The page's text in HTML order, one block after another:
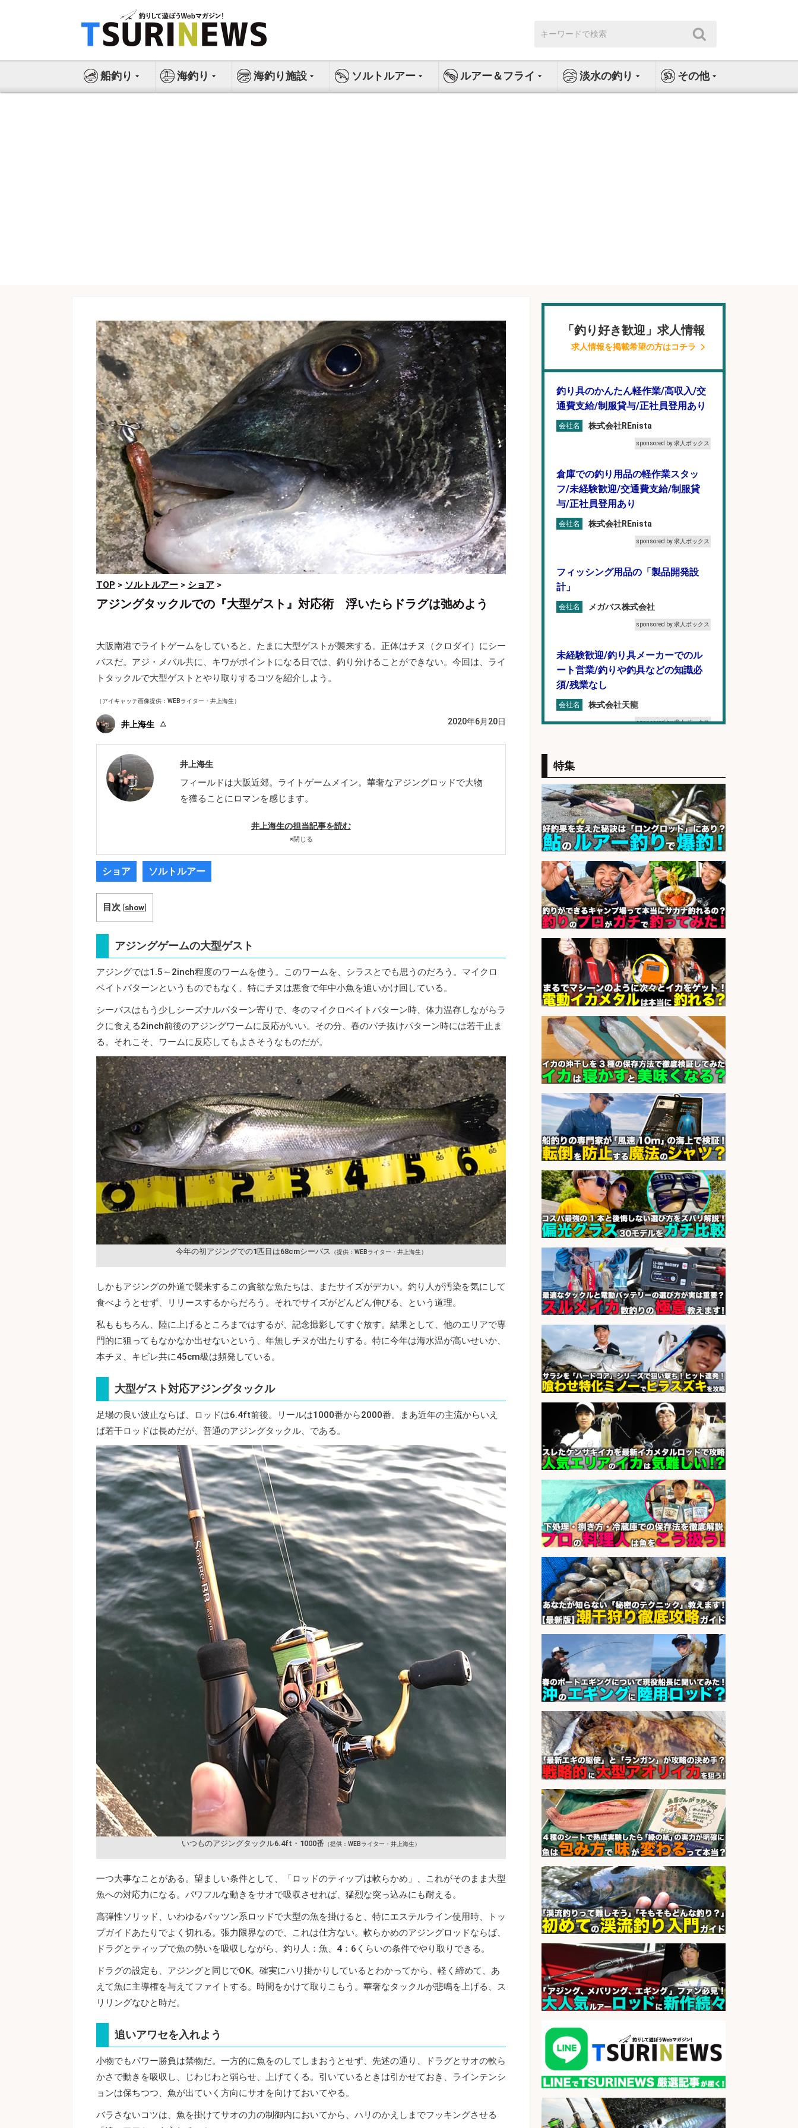
ス
索:
船釣り 海釣り 海釣り施設 ソルトルアー ルアー＆フライ 淡水の釣り その他
TOP > ソルトルアー > ショア >
アジングタックルでの『大型ゲスト』対応術 浮いたらドラグは弛めよう
大阪南港でライトゲームをしていると、たまに大型ゲストが襲来する。正体はチヌ（クロダイ）にシー
バスだ。アジ・メバル共に、キワがポイントになる日では、釣り分けることができない。今回は、ライ
トタックルで大型ゲストとやり取りするコツを紹介しよう。
（アイキャッチ画像提供：WEBライター・井上海生）
井上海生 2020年6月20日
井上海生
フィールドは大阪近郊。ライトゲームメイン。華奢なアジングロッドで大物
を獲ることにロマンを感じます。
井上海生の担当記事を読む
×閉じる
ショア ソルトルアー
目次 [show]
アジングゲームの大型ゲスト
アジングでは1.5～2inch程度のワームを使う。このワームを、シラスとでも思うのだろう。マイクロ
ベイトパターンというものでもなく、特にチヌは悪食で年中小魚を追いかけ回している。
シーバスはもう少しシーズナルパターン寄りで、冬のマイクロベイトパターン時、体力温存しながらラ
クに食える2inch前後のアジングワームに反応がいい。その分、春のバチ抜けパターン時には若干止ま
る。それこそ、ワームに反応してもよさそうなものだが。
今年の初アジングでの1匹目は68cmシーバス （提供：WEBライター・井上海生）
しかもアジングの外道で襲来するこの貪欲な魚たちは、またサイズがデカい。釣り人が汚染を気にして
食べようとせず、リリースするからだろう。それでサイズがどんどん伸びる、という道理。
私ももちろん、陸に上げるところまではするが、記念撮影してすぐ放す。結果として、他のエリアで専
門的に狙ってもなかなか出せないという、年無しチヌが出たりする。特に今年は海水温が高いせいか、
本チヌ、キビレ共に45cm級は頻発している。
大型ゲスト対応アジングタックル
足場の良い波止ならば、ロッドは6.4ft前後。リールは1000番から2000番。まあ近年の主流からいえ
ば若干ロッドは長めだが、普通のアジングタックル、である。
いつものアジングタックル6.4ft・1000番 （提供：WEBライター・井上海生）
一つ大事なことがある。望ましい条件として、「ロッドのティップは軟らかめ」、これがそのまま大型
魚への対応力になる。パワフルな動きをサオで吸収させれば、猛烈な突っ込みにも耐える。
高弾性ソリッド、いわゆるパッツン系ロッドで大型の魚を掛けると、特にエステルライン使用時、トッ
プガイドあたりでよく切れる。張力限界なので、これは仕方ない。軟らかめのアジングロッドならば、
ドラグとティップで魚の勢いを吸収しながら、釣り人：魚、4：6くらいの条件でやり取りできる。
ドラグの設定も、アジングと同じでOK。確実にハリ掛かりしているとわかってから、軽く締めて、あ
えて魚に主導権を与えてファイトする。時間をかけて取りこもう。華奢なタックルが悲鳴を上げる、ス
リリングなひと時だ。
追いアワセを入れよう
小物でもパワー勝負は禁物だ。一方的に魚をのしてしまおうとせず、先述の通り、ドラグとサオの軟ら
かさで動きを吸収し、じわじわと弱らせ、上げてくる。引いているときは引かせておき、ラインテンシ
ョンは保ちつつ、魚が出ていく方向にサオを向けておいてやる。
バラさないコツは、魚を掛けてサオの力の制御内においてから、ハリのかえしまでフッキングさせる
「釣り好き歓迎」求人情報
求人情報を掲載希望の方はコチラ
釣り具のかんたん軽作業/高収入/交
通費支給/制服貸与/正社員登用あり
会社名 株式会社REnista
sponsored by 求人ボックス
倉庫での釣り用品の軽作業スタッ
フ/未経験歓迎/交通費支給/制服貸
与/正社員登用あり
会社名 株式会社REnista
sponsored by 求人ボックス
フィッシング用品の「製品開発設
計」
会社名 メガバス株式会社
sponsored by 求人ボックス
未経験歓迎/釣り具メーカーでのル
ート営業/釣りや釣具などの知識必
須/残業なし
会社名 株式会社天龍
sponsored by 求人ボックス
フ/未経験歓迎/交通費支給/制服貸
与/正社員登用あり
会社名 株式会社REnista
sponsored by 求人ボックス
語学力を活かせるフィッシング用品
の「海外営業」/年休125日
会社名 株式会社ジャッカル
sponsored by 求人ボックス
案型ルート営業/直行直帰OK
会社名
株式会社スポーツライフプラネ
ッツ
sponsored by 求人ボックス
釣り具のかんたん軽作業/高収入/交
通費支給/制服貸与/正社員登用あり
会社名 株式会社REnista
sponsored by 求人ボックス
倉庫での釣り用品の軽作業スタッ
フ/未経験歓迎/交通費支給/制服貸
与/正社員登用あり
会社名 株式会社REnista
sponsored by 求人ボックス
和食, 居酒屋/調理見習い・調理補助/
新鮮な魚料理×おでんの和食居酒屋
の若手スタッフ
会社名 サカナのハチベエ 矢場町店
sponsored by 求人ボックス
特集